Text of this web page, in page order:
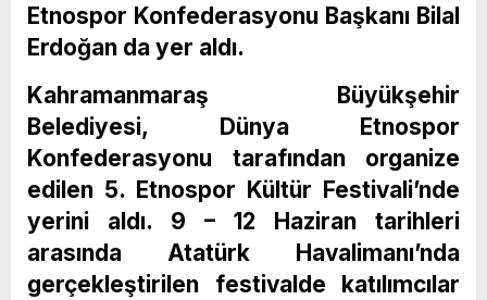
Etnospor Konfederasyonu Başkanı Bilal
Erdoğan da yer aldı.
Kahramanmaraş Büyükşehir
Belediyesi, Dünya Etnospor
Konfederasyonu tarafından organize
edilen 5. Etnospor Kültür Festivali’nde
yerini aldı. 9 – 12 Haziran tarihleri
arasında Atatürk Havalimanı’nda
gerçekleştirilen festivalde katılımcılar